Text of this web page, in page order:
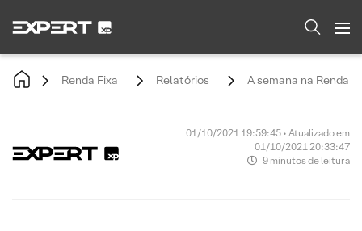
Renda Fixa Relatórios A semana na Renda
01/10/2021 19:59:45 • Atualizado em
01/10/2021 20:33:47
9 minutos de leitura